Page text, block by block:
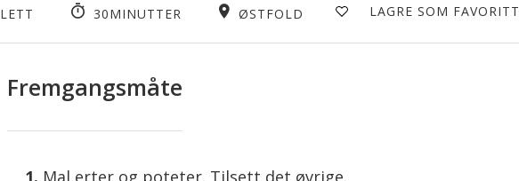
LETT 30MINUTTER ØSTFOLD LAGRE SOM FAVORITT
Fremgangsmåte
Mal erter og poteter. Tilsett det øvrige.